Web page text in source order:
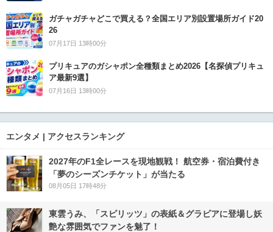
ガチャガチャどこで買える？全国エリア別設置場所ガイド20
26
07月17日 13時00分
プリキュアのガシャポン全種類まとめ2026【名探偵プリキュ
ア最新9選】
07月16日 13時00分
エンタメ | アクセスランキング
2027年のF1全レースを現地観戦！ 航空券・宿泊費付き
「夢のシーズンチケット」が当たる
08月05日 17時48分
東雲うみ、「スピリッツ」の表紙＆グラビアに登場し妖
艶な雰囲気でファンを魅了！